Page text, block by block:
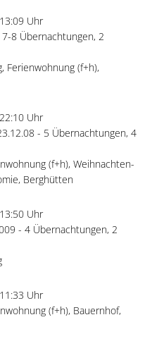
Uhr
8 Übernachtungen, 2
Ferienwohnung (f+h),
Uhr
- 5 Übernachtungen, 4
(f+h), Weihnachten-
Berghütten
Uhr
- 4 Übernachtungen, 2
Uhr
(f+h), Bauernhof,